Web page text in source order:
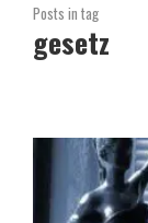
Posts in tag
gesetz